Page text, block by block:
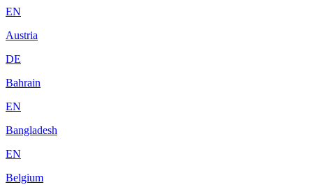
EN
Austria
DE
Bahrain
EN
Bangladesh
EN
Belgium